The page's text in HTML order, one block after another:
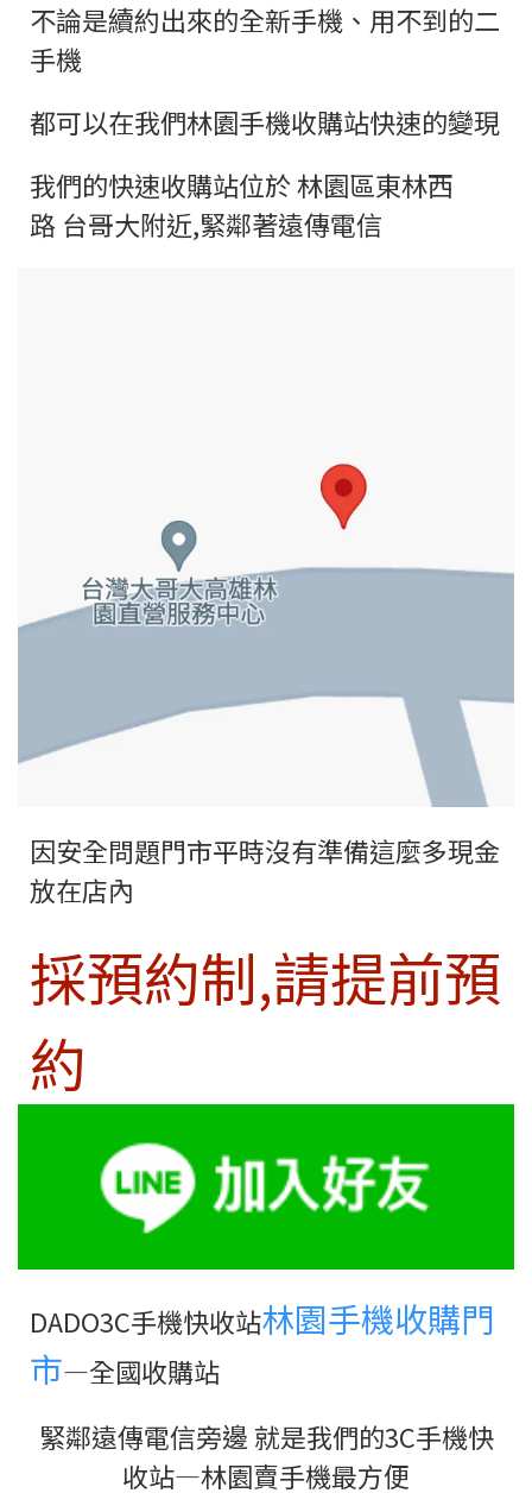
不論是續約出來的全新手機、用不到的二
手機
都可以在我們林園手機收購站快速的變現
我們的快速收購站位於 林園區東林西
路 台哥大附近,緊鄰著遠傳電信
因安全問題門市平時沒有準備這麼多現金
放在店內
採預約制,請提前預
約
DADO3C手機快收站林園手機收購門
市—全國收購站
緊鄰遠傳電信旁邊 就是我們的3C手機快
收站—林園賣手機最方便